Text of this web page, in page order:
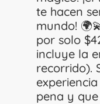
te hacen
mundo!
por solo
incluye la
recorrido).
pena y